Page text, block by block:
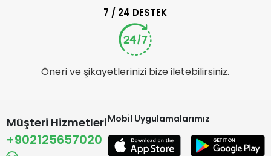
7 / 24 DESTEK
Öneri ve şikayetlerinizi bize iletebilirsiniz.
Müşteri Hizmetleri
+902125657020
Mobil Uygulamalarımız